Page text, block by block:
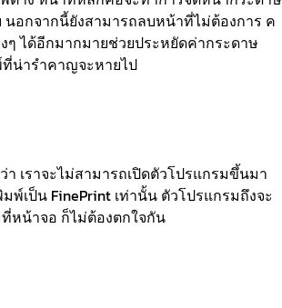
อกจากนี้ยังสามารถลบหน้าที่ไม่ต้องการ ค
ได้อีกมากมายช่วยประหยัดค่ากระดาษ
น่ารำคาญจะหายไป
เราจะไม่สามารถเปิดตัวโปรแกรมขึ้นมา
พ์เป็น FinePrint เท่านั้น ตัวโปรแกรมถึงจะ
หน้าจอ ก็ไม่ต้องตกใจกัน